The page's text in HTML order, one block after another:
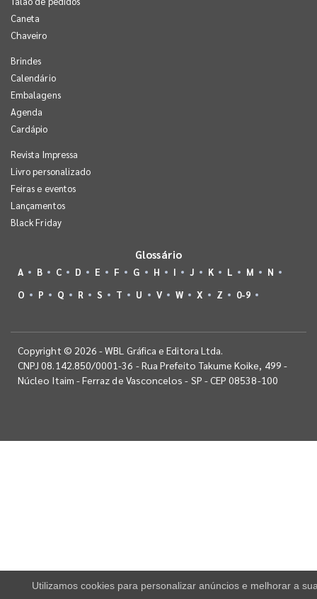
Caneta
Chaveiro
Brindes
Calendário
Embalagens
Agenda
Cardápio
Revista Impressa
Livro personalizado
Feiras e eventos
Lançamentos
Black Friday
Glossário
A B C D E F G H I J K L M
N
O
P Q R S T U V W X Z 0-9
Copyright © 2026 - WBL Gráfica e Editora Ltda.
CNPJ 08.142.850/0001-36 - Rua Prefeito Takume Koike, 499 -
Núcleo Itaim - Ferraz de Vasconcelos - SP - CEP 08538-100
Utilizamos cookies para personalizar anúncios e melhorar a